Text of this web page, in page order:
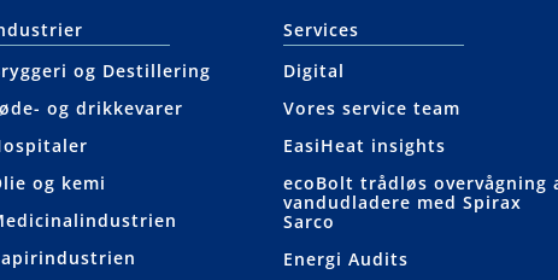
og Destillering
og drikkevarer
og kemi
Services
Digital
Vores service team
EasiHeat insights
ecoBolt trådløs overvågning
vandudladere med Spirax
Sarco
Energi Audits